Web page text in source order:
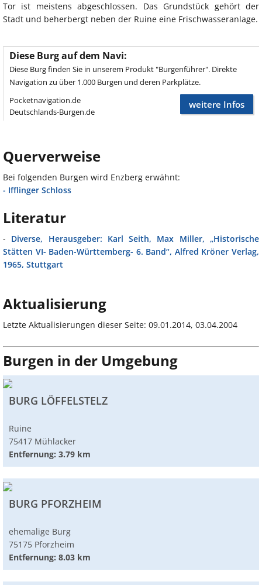
Tor ist meistens abgeschlossen. Das Grundstück gehört der
Stadt und beherbergt neben der Ruine eine Frischwasseranlage.
Diese Burg auf dem Navi:
Diese Burg finden Sie in unserem Produkt "Burgenführer". Direkte
Navigation zu über 1.000 Burgen und deren Parkplätze.
Pocketnavigation.de
Deutschlands-Burgen.de
weitere Infos
Querverweise
Bei folgenden Burgen wird Enzberg erwähnt:
- Ifflinger Schloss
Literatur
- Diverse, Herausgeber: Karl Seith, Max Miller, „Historische
Stätten VI- Baden-Württemberg- 6. Band“, Alfred Kröner Verlag,
1965, Stuttgart
Aktualisierung
Letzte Aktualisierungen dieser Seite: 09.01.2014, 03.04.2004
Burgen in der Umgebung
BURG LÖFFELSTELZ
Ruine
75417 Mühlacker
Entfernung: 3.79 km
BURG PFORZHEIM
ehemalige Burg
75175 Pforzheim
Entfernung: 8.03 km